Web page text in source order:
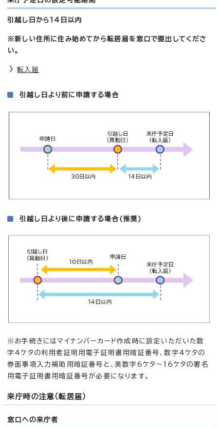
引越し日から14日以内
※新しい住所に住み始めてから転居届を窓口で提出してくださ
い。
転入届
引越し日より前に申請する場合
引越し日より後に申請する場合(推奨)
※お手続きにはマイナンバーカード作成時に設定いただいた数
字4ケタの利用者証明用電子証明書用暗証番号、数字4ケタの
券面事項入力補助用暗証番号と、英数字6ケタ～16ケタの署名
用電子証明書用暗証番号が必要になります。
来庁時の注意（転居届）
窓口への来庁者